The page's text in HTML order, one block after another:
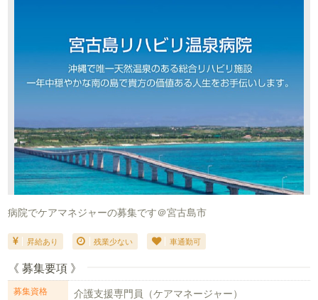
病院でケアマネジャーの募集です＠宮古島市
昇給あり 残業少ない 車通勤可
《 募集要項 》
募集資格 介護支援専門員（ケアマネージャー）